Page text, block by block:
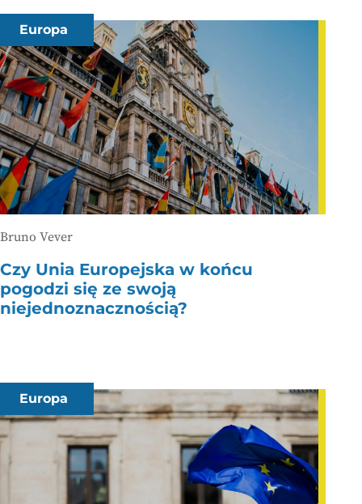
Europa
Bruno Vever
Czy Unia Europejska w końcu
pogodzi się ze swoją
niejednoznacznością?
Europa